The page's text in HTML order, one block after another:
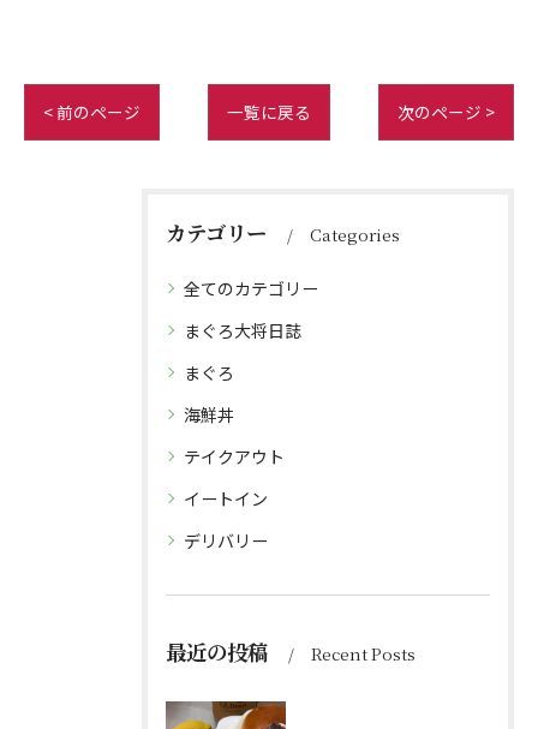
< 前のページ 一覧に戻る 次のページ >
カテゴリー Categories
全てのカテゴリー
まぐろ大将日誌
まぐろ
海鮮丼
テイクアウト
イートイン
デリバリー
最近の投稿 Recent Posts